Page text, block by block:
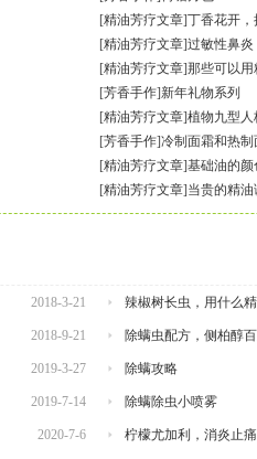
丁香花开，
[精油芳疗文章]
过敏性鼻炎
[精油芳疗文章]
那些可以用
[精油芳疗文章]
新年礼物系列
[芳香手作]
植物九型
[精油芳疗文章]
冷制面霜和热制
[芳香手作]
基础油的颜
[精油芳疗文章]
当贵的精
[精油芳疗文章]
2018-3-21 辣椒树长虫，用什么
2018-9-21 除螨虫配方，侧柏醇
2019-3-27 除螨攻略
2019-7-14 除螨除虫小喷雾
2020-7-6 柠檬尤加利，消炎止